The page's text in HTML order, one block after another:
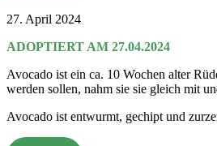
27. April 2024
ADOPTIERT AM 27.04.2024
Avocado ist ein ca. 10 Wochen alter
werden sollen, nahm sie sie gleich mit
Avocado ist entwurmt, gechipt und